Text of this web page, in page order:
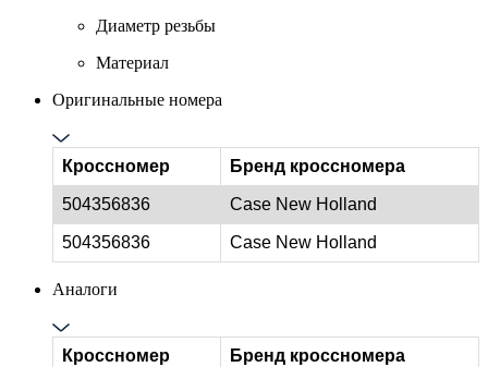
Диаметр резьбы
Материал
Оригинальные номера
Кроссномер Бренд кроссномера
504356836 Case New Holland
504356836 Case New Holland
Аналоги
Кроссномер Бренд кроссномера